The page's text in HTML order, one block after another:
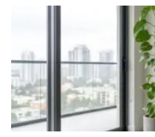
pressure/how-potassium-
Fundacion Española de
http://fen.org.es/
Science Daily. (2018). Nuts
control weight and benefit
https://